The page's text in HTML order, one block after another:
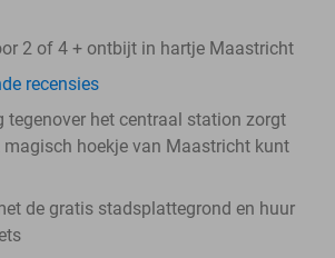
2 of 4 + ontbijt in hartje Maastricht
recensies
tegenover het centraal station zorgt
magisch hoekje van Maastricht kunt
de gratis stadsplattegrond en huur